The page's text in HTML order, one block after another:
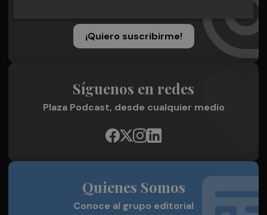
¡Quiero suscribirme!
Síguenos en redes
Plaza Podcast, desde cualquier medio
Quienes Somos
Conoce al grupo editorial